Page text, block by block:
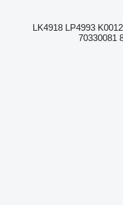
LK4918 LP4993
70330081